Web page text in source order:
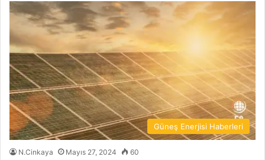
Güneş Enerjisi Haberleri
N.Cinkaya Mayıs 27, 2024 60